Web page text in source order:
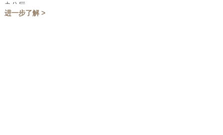
办公厅...
进一步了解 >